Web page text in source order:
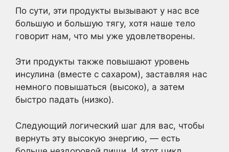
По сути, эти продукты вызывают у нас все
большую и большую тягу, хотя наше тело
говорит нам, что мы уже удовлетворены.
Эти продукты также повышают уровень
инсулина (вместе с сахаром), заставляя нас
немного повышаться (высоко), а затем
быстро падать (низко).
Следующий логический шаг для вас, чтобы
вернуть эту высокую энергию, — есть